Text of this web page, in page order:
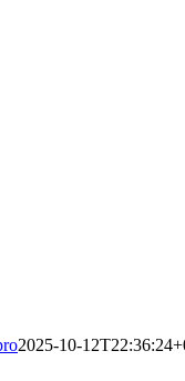
2025-10-